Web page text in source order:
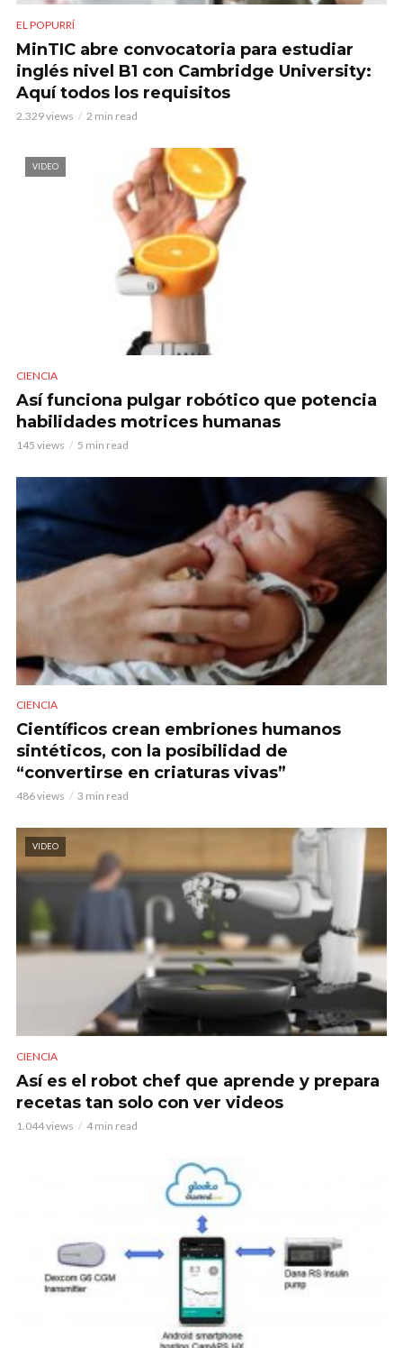
EL POPURRÍ
MinTIC abre convocatoria para estudiar
inglés nivel B1 con Cambridge University:
Aquí todos los requisitos
2.329 views 2 min read
VIDEO
CIENCIA
Así funciona pulgar robótico que potencia
habilidades motrices humanas
145 views 5 min read
CIENCIA
Científicos crean embriones humanos
sintéticos, con la posibilidad de
“convertirse en criaturas vivas”
486 views 3 min read
VIDEO
CIENCIA
Así es el robot chef que aprende y prepara
recetas tan solo con ver videos
1.044 views 4 min read